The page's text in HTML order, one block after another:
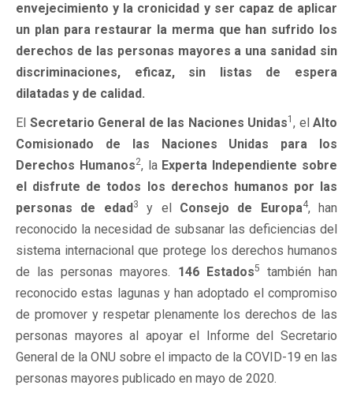
envejecimiento y la cronicidad y ser capaz de aplicar
un plan para restaurar la merma que han sufrido los
derechos de las personas mayores a una sanidad sin
discriminaciones, eficaz, sin listas de espera
dilatadas y de calidad.
El Secretario General de las Naciones Unidas1 , el Alto
Comisionado de las Naciones Unidas para los
Derechos Humanos2, la Experta Independiente sobre
el disfrute de todos los derechos humanos por las
personas de edad3 y el Consejo de Europa4, han
reconocido la necesidad de subsanar las deficiencias del
sistema internacional que protege los derechos humanos
de las personas mayores. 146 Estados5
también han
reconocido estas lagunas y han adoptado el compromiso
de promover y respetar plenamente los derechos de las
personas mayores al apoyar el Informe del Secretario
General de la ONU sobre el impacto de la COVID-19 en las
personas mayores publicado en mayo de 2020.